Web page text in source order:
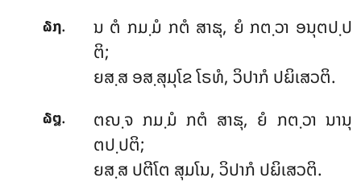
໖໗. ນ ຕໍ ກມ຺ມໍ ກຕໍ ສາຘຸ, ຍໍ ກຕ຺ວາ ອນຸຕປ຺ປ
ຕິ;
ຍສ຺ສ ອສ຺ສຸມຸໂຂ ໂຣທໍ, ວິປາກໍ ປຏິເສວຕິ.
໖໘. ຕຎ຺ຈ ກມ຺ມໍ ກຕໍ ສາຘຸ, ຍໍ ກຕ຺ວາ ນານຸ
ຕປ຺ປຕິ;
ຍສ຺ສ ປຕີໂຕ ສຸມໂນ, ວິປາກໍ ປຏິເສວຕິ.